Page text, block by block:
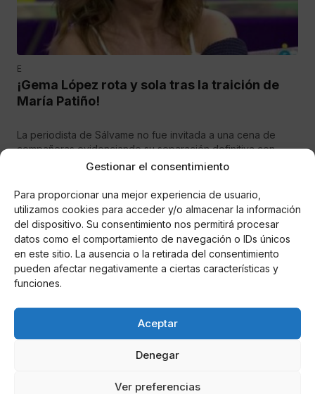
Gestionar el consentimiento
Para proporcionar una mejor experiencia de usuario,
utilizamos cookies para acceder y/o almacenar la información
del dispositivo. Su consentimiento nos permitirá procesar
datos como el comportamiento de navegación o IDs únicos
en este sitio. La ausencia o la retirada del consentimiento
pueden afectar negativamente a ciertas características y
funciones.
Aceptar
Denegar
Ver preferencias
E
¡Gema López rota y sola tras la traición de
María Patiño!
La periodista de Sálvame no fue invitada a una cena de
compañeras evidenciando su separación definitiva con
Belén Esteban o Paz Padilla
Gema López destrozada: se filtra su grave